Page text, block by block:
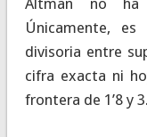
Únicamente,
divisoria entre
cifra exacta ni
frontera de 1’8 y 3.